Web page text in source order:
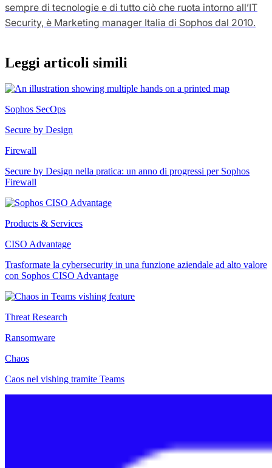
sempre di tecnologie e di tutto ciò che ruota intorno all’IT
Security, è Marketing manager Italia di Sophos dal 2010.
Leggi articoli simili
Sophos SecOps
Secure by Design
Firewall
Secure by Design nella pratica: un anno di progressi per Sophos
Firewall
Products & Services
CISO Advantage
Trasformate la cybersecurity in una funzione aziendale ad alto valore
con Sophos CISO Advantage
Threat Research
Ransomware
Chaos
Caos nel vishing tramite Teams